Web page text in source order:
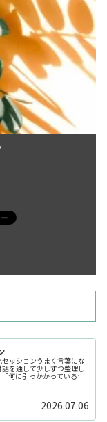
ッションうまく言葉にな
を通して少しずつ整理し
何に引っかかっているの
2026.07.06